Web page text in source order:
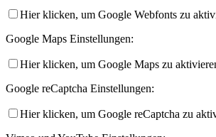
Hier klicken, um Google Webfonts zu
Google Maps Einstellungen:
Hier klicken, um Google Maps zu
Google reCaptcha Einstellungen:
Hier klicken, um Google reCaptcha zu